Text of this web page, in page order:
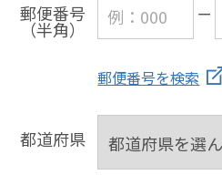
郵便番号
（半角）
郵便番号を検索
都道府県